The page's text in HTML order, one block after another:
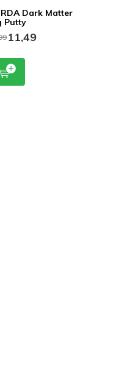
Dark Matter
Putty
11,49